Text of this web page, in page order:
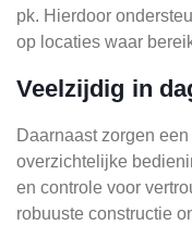
pk. Hierdoor
op locaties waar
Veelzijdig in
Daarnaast zorgen
overzichtelijke
en controle voor
robuuste constructie